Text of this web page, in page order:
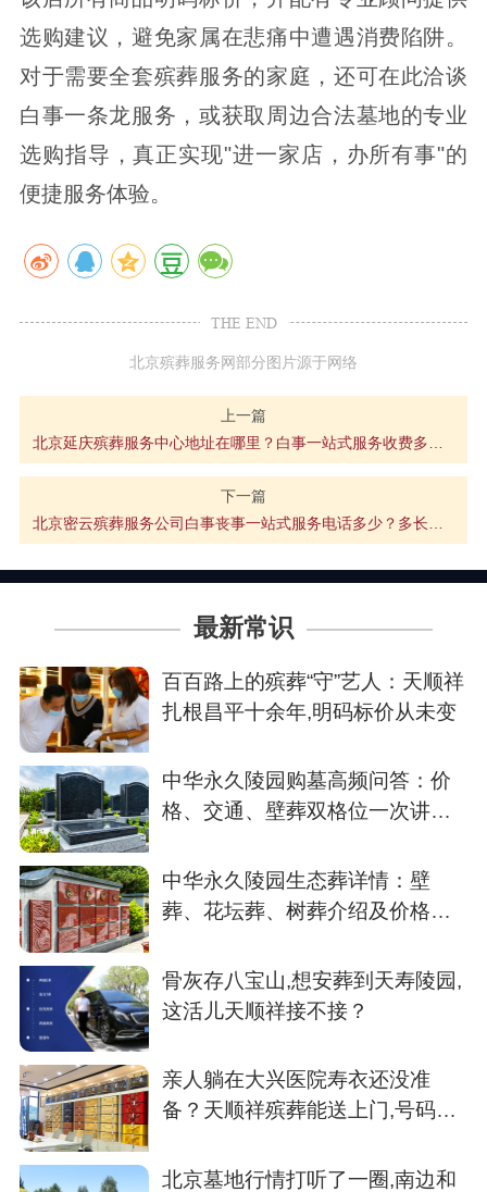
选购建议，避免家属在悲痛中遭遇消费陷阱。
对于需要全套殡葬服务的家庭，还可在此洽谈
白事一条龙服务，或获取周边合法墓地的专业
选购指导，真正实现"进一家店，办所有事"的
便捷服务体验。
THE END
北京殡葬服务网部分图片源于网络
上一篇
北京延庆殡葬服务中心地址在哪里？白事一站式服务收费多少钱
下一篇
北京密云殡葬服务公司白事丧事一站式服务电话多少？多长时间上门？
最新常识
百百路上的殡葬“守”艺人：天顺祥
扎根昌平十余年,明码标价从未变
中华永久陵园购墓高频问答：价
格、交通、壁葬双格位一次讲清
中华永久陵园生态葬详情：壁
葬、花坛葬、树葬介绍及价格参
骨灰存八宝山,想安葬到天寿陵园,
这活儿天顺祥接不接？
亲人躺在大兴医院寿衣还没准
备？天顺祥殡葬能送上门,号码我
北京墓地行情打听了一圈,南边和